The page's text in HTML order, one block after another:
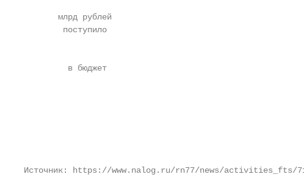
млрд рублей
        поступило
         в бюджет
Источник: https://www.nalog.ru/rn77/news/activities_fts/